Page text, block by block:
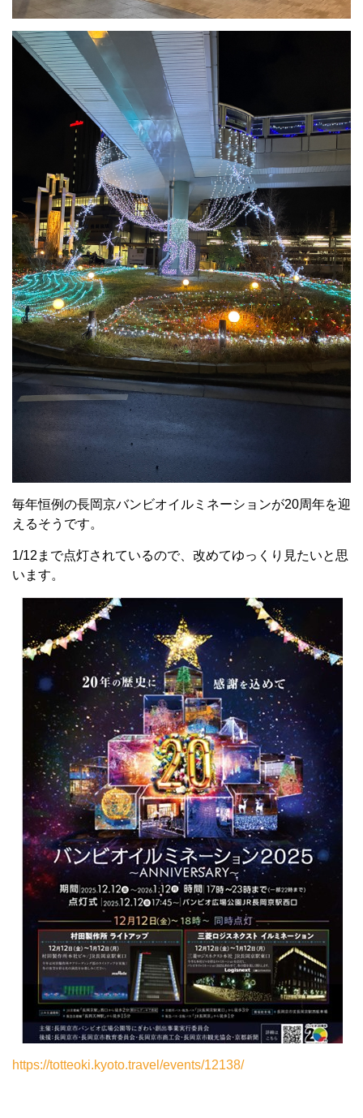
毎年恒例の長岡京バンビオイルミネーションが20周年を迎
えるそうです。
1/12まで点灯されているので、改めてゆっくり見たいと思
います。
https://totteoki.kyoto.travel/events/12138/